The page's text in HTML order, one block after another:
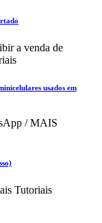
usados em